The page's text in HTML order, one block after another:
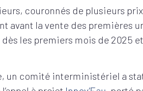
couronnés de plusieurs
avant la vente des premières
les premiers mois de 2025
un comité interministériel a